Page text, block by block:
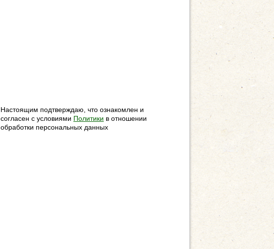
Настоящим подтверждаю, что ознакомлен и
согласен с условиями Политики в отношении
обработки персональных данных